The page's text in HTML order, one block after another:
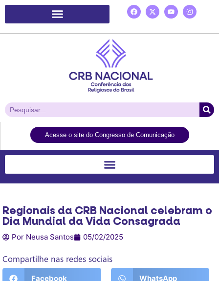
Acesse o site do Congresso de Comunicação
Regionais da CRB Nacional celebram o
Dia Mundial da Vida Consagrada
Por Neusa Santos 05/02/2025
Compartilhe nas redes sociais
Facebook WhatsApp